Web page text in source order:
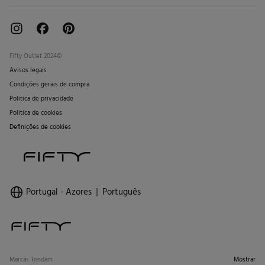
Fifty Outlet 2024©
Avisos legais
Condições gerais de compra
Politica de privacidade
Politica de cookies
Definições de cookies
Portugal - Azores Português
Marcas Tendam Mostrar